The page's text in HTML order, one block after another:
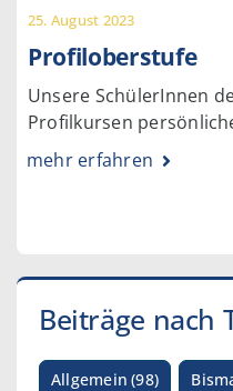
25. August 2023
Profiloberstufe
Unsere SchülerInnen
Profilkursen
mehr erfahren
Beiträge nach
Allgemein (98)